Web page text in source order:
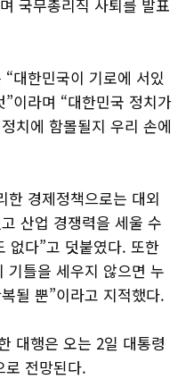
국무총리직 사퇴를 발표
대한민국이 기로에 서있
이라며 “대한민국 정치가
치에 함몰될지 우리 손에
한 경제정책으로는 대외
산업 경쟁력을 세울 수
없다”고 덧붙였다. 또한
기틀을 세우지 않으면 누
될 뿐”이라고 지적했다.
대행은 오는 2일 대통령
로 전망된다.